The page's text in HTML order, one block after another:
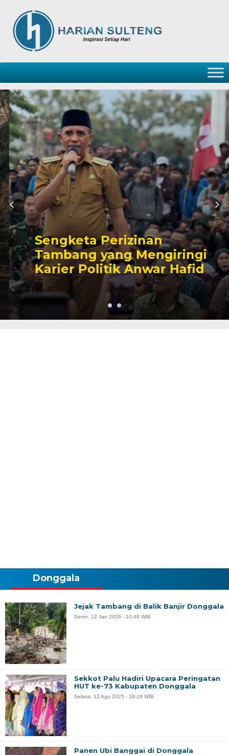
Sengketa Perizinan
Tambang yang Mengiringi
Karier Politik Anwar Hafid
Donggala
Jejak Tambang di Balik Banjir Donggala
Senin, 12 Jan 2026 - 10:48 WIB
Sekkot Palu Hadiri Upacara Peringatan
HUT ke-73 Kabupaten Donggala
Selasa, 12 Agu 2025 - 19:19 WIB
Panen Ubi Banggai di Donggala